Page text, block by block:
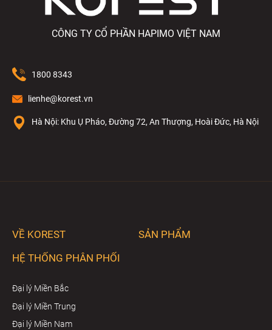
CÔNG TY CỔ PHẦN HAPIMO VIỆT NAM
1800 8343
lienhe@korest.vn
Hà Nội: Khu Ụ Pháo, Đường 72, An Thượng, Hoài Đức, Hà Nội
VỀ KOREST
SẢN PHẨM
HỆ THỐNG PHÂN PHỐI
Đại lý Miền Bắc
Đại lý Miền Trung
Đại lý Miền Nam